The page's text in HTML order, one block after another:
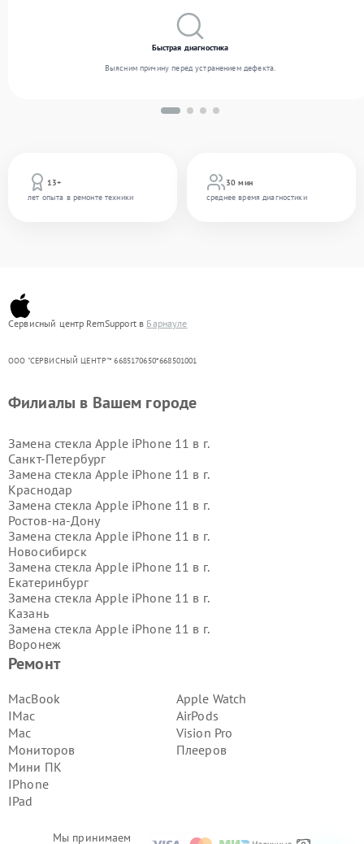
13+
лет опыта в ремонте техники
30 мин
среднее время диагностики
Быстрая диагностика
Выясним причину перед устранением дефекта.
Сервисный центр RemSupport в Барнауле
ООО "СЕРВИСНЫЙ ЦЕНТР"* 6685170650*668501001
Мы принимаем
Ремонт
MacBook
IMac
Mac
Мониторов
Мини ПК
IPhone
IPad
Apple Watch
AirPods
Vision Pro
Плееров
Филиалы в Вашем городе
Замена стекла Apple iPhone 11 в г.
Санкт-Петербург
Замена стекла Apple iPhone 11 в г.
Краснодар
Замена стекла Apple iPhone 11 в г.
Ростов-на-Дону
Замена стекла Apple iPhone 11 в г.
Новосибирск
Замена стекла Apple iPhone 11 в г.
Екатеринбург
Замена стекла Apple iPhone 11 в г.
Казань
Замена стекла Apple iPhone 11 в г.
Воронеж
Замена стекла Apple iPhone 11 в г.
Замена стекла Apple iPhone 11 в г.
Самара
Замена стекла Apple iPhone 11 в г.
Пермь
Замена стекла Apple iPhone 11 в г.
Красноярск
Замена стекла Apple iPhone 11 в г.
Ижевск
Челябинск